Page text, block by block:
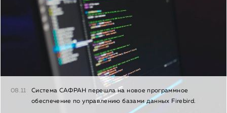
08.11
Система САФРАН перешла на новое программное
обеспечение по управлению базами данных Firebird.